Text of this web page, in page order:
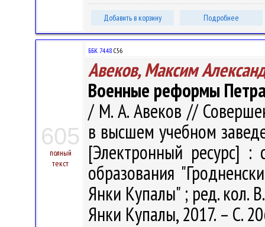
Добавить в корзину Подробнее
605
полный
текст
ББК 74.48 С56
Авеков, Максим
Военные реформы
/ М. А. Авеков //
в высшем учебном
[Электронный ресурс]
образования
Янки Купалы" ; ред. кол.
Янки Купалы, 2017. – С.